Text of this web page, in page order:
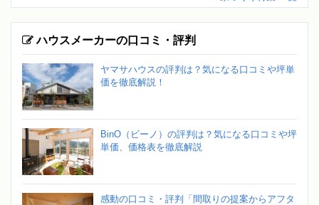
ハウスメーカーの口コミ・評判
ヤマサハウスの評判は？気になる口コミや坪単
価を徹底解説！
BinO（ビーノ）の評判は？気になる口コミや坪
単価、価格表を徹底解説
感動の口コミ・評判「間取りの提案からアフタ